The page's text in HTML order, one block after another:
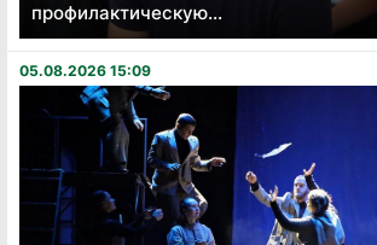
профилактическую...
05.08.2026 15:09